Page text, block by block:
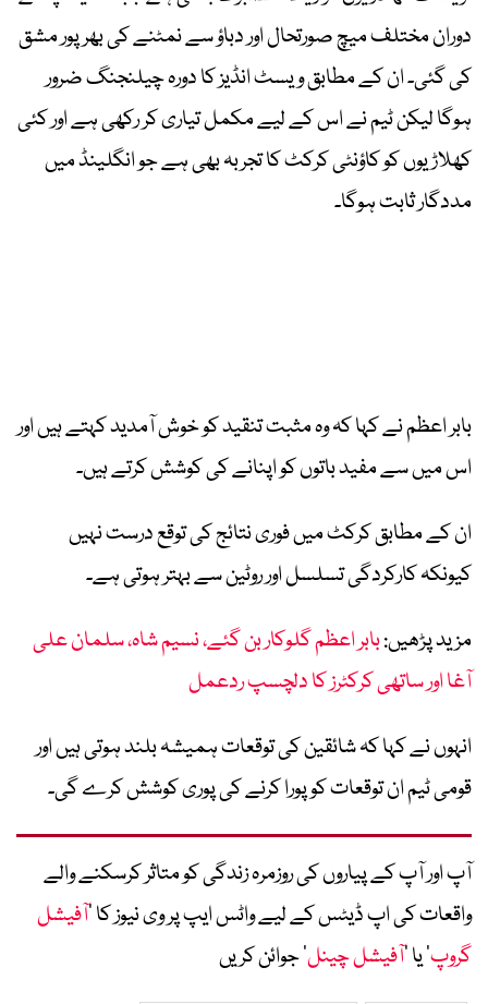
دوران مختلف میچ صورتحال اور دباؤ سے نمٹنے کی بھرپور مشق
کی گئی۔ ان کے مطابق ویسٹ انڈیز کا دورہ چیلنجنگ ضرور
ہوگا لیکن ٹیم نے اس کے لیے مکمل تیاری کر رکھی ہے اور کئی
کھلاڑیوں کو کاؤنٹی کرکٹ کا تجربہ بھی ہے جو انگلینڈ میں
مددگار ثابت ہوگا۔
بابر اعظم نے کہا کہ وہ مثبت تنقید کو خوش آمدید کہتے ہیں اور
اس میں سے مفید باتوں کو اپنانے کی کوشش کرتے ہیں۔
ان کے مطابق کرکٹ میں فوری نتائج کی توقع درست نہیں
کیونکہ کارکردگی تسلسل اور روٹین سے بہتر ہوتی ہے۔
مزید پڑھیں:بابر اعظم گلوکار بن گئے، نسیم شاہ، سلمان علی
آغا اور ساتھی کرکٹرز کا دلچسپ ردعمل
انہوں نے کہا کہ شائقین کی توقعات ہمیشہ بلند ہوتی ہیں اور
قومی ٹیم ان توقعات کو پورا کرنے کی پوری کوشش کرے گی۔
آپ اور آپ کے پیاروں کی روزمرہ زندگی کو متاثر کرسکنے والے
واقعات کی اپ ڈیٹس کے لیے واٹس ایپ پر وی نیوز کا ’آفیشل
گروپ‘ یا ’آفیشل چینل‘ جوائن کریں